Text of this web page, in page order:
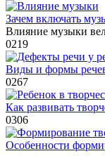
Зачем включать
Влияние музыки
0219
Виды и формы
0267
Как развивать
0306
Особенности